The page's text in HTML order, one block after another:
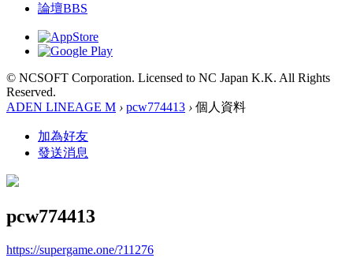
論壇BBS
© NCSOFT Corporation. Licensed to NC Japan K.K. All Rights
Reserved.
ADEN LINEAGE M › pcw774413 › 個人資料
加為好友
發送消息
pcw774413
https://supergame.one/?11276